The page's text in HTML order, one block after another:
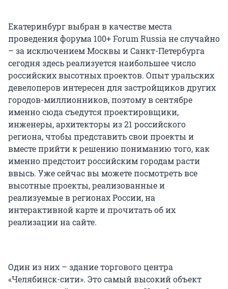
Екатеринбург выбран в качестве места
проведения форума 100+ Forum Russia не случайно
– за исключением Москвы и Санкт-Петербурга
сегодня здесь реализуется наибольшее число
российских высотных проектов. Опыт уральских
девелоперов интересен для застройщиков других
городов-миллионников, поэтому в сентябре
именно сюда съедутся проектировщики,
инженеры, архитекторы из 21 российского
региона, чтобы представить свои проекты и
вместе прийти к решению пониманию того, как
именно предстоит российским городам расти
ввысь. Уже сейчас вы можете посмотреть все
высотные проекты, реализованные и
реализуемые в регионах России, на
интерактивной карте и прочитать об их
реализации на сайте.
Один из них – здание торгового центра
«Челябинск-сити». Это самый высокий объект